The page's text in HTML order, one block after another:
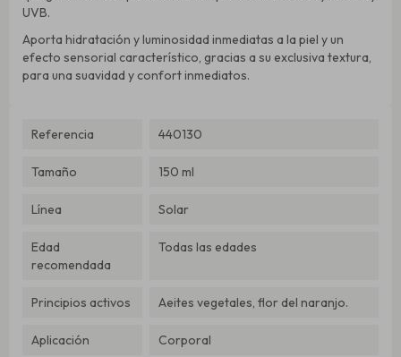
UVB.
Aporta hidratación y luminosidad inmediatas a la piel y un
efecto sensorial característico, gracias a su exclusiva textura,
para una suavidad y confort inmediatos.
Referencia 440130
Tamaño 150 ml
Línea Solar
Edad
recomendada
Todas las edades
Principios activos Aeites vegetales, flor del naranjo.
Aplicación Corporal